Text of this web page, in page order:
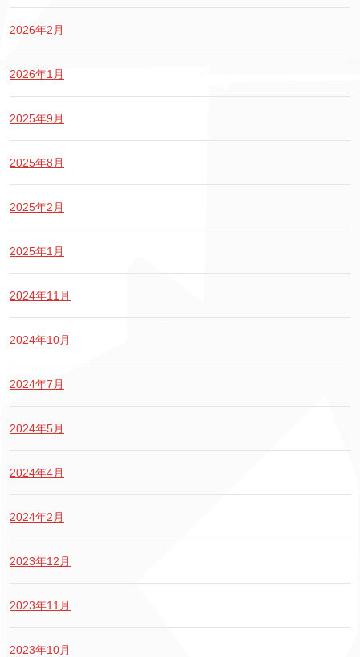
2026年2月
2026年1月
2025年9月
2025年8月
2025年2月
2025年1月
2024年11月
2024年10月
2024年7月
2024年5月
2024年4月
2024年2月
2023年12月
2023年11月
2023年10月